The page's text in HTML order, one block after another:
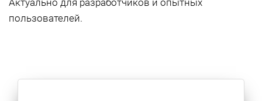
Актуально для разработчиков и опытных
пользователей.